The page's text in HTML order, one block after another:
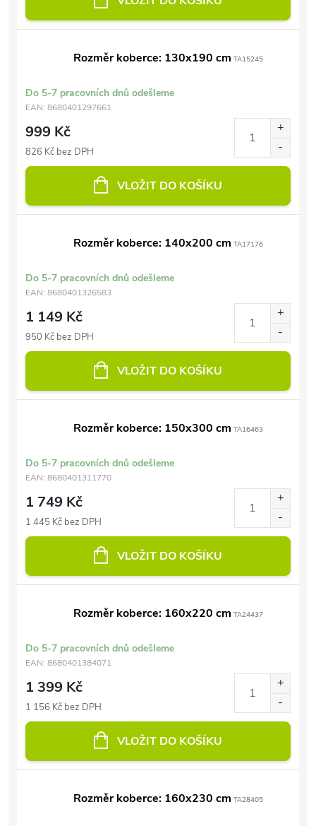
Rozměr koberce: 130x190 cm TA15245
Do 5-7 pracovních dnů odešleme
EAN: 8680401297661
999 Kč
826 Kč bez DPH
VLOŽIT DO KOŠÍKU
Rozměr koberce: 140x200 cm TA17176
Do 5-7 pracovních dnů odešleme
EAN: 8680401326583
1 149 Kč
950 Kč bez DPH
VLOŽIT DO KOŠÍKU
Rozměr koberce: 150x300 cm TA16463
Do 5-7 pracovních dnů odešleme
EAN: 8680401311770
1 749 Kč
1 445 Kč bez DPH
VLOŽIT DO KOŠÍKU
Rozměr koberce: 160x220 cm TA24437
Do 5-7 pracovních dnů odešleme
EAN: 8680401384071
1 399 Kč
1 156 Kč bez DPH
VLOŽIT DO KOŠÍKU
Rozměr koberce: 160x230 cm TA28405